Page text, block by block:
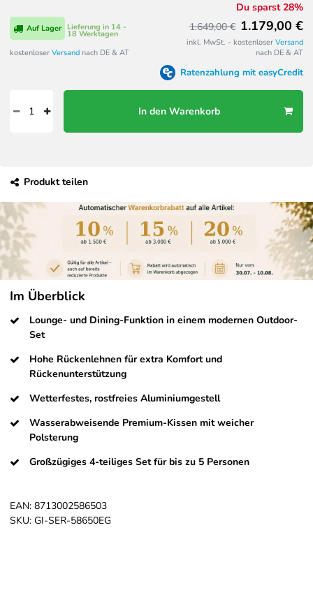
Lieferung in 14 -
18 Werktagen
Auf Lager
kostenloser Versand nach DE & AT
Du sparst 28%
1.649,00 € 1.179,00 €
inkl. MwSt. - kostenloser Versand
nach DE & AT
Ratenzahlung mit easyCredit
In den Warenkorb
Produkt teilen
Im Überblick
Lounge- und Dining-Funktion in einem modernen Outdoor-
Set
Hohe Rückenlehnen für extra Komfort und
Rückenunterstützung
Wetterfestes, rostfreies Aluminiumgestell
Wasserabweisende Premium-Kissen mit weicher
Polsterung
Großzügiges 4-teiliges Set für bis zu 5 Personen
EAN: 8713002586503
SKU: GI-SER-58650EG